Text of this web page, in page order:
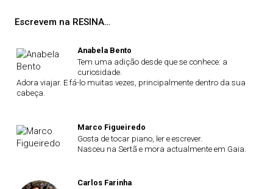
Escrevem na RESINA…
Anabela Bento
Tem uma adição desde que se conhece: a
curiosidade.
Adora viajar. E fá-lo muitas vezes, principalmente dentro da sua
cabeça.
Marco Figueiredo
Gosta de tocar piano, ler e escrever.
Nasceu na Sertã e mora actualmente em Gaia.
Carlos Farinha